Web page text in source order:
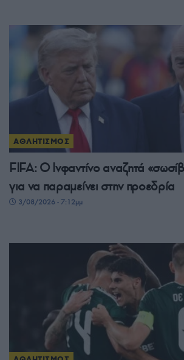
ΑΘΛΗΤΙΣΜΟΣ
FIFA: Ο Ινφαντίνο αναζητά
για να παραμείνει στην προεδρία
3/08/2026 - 7:12μμ